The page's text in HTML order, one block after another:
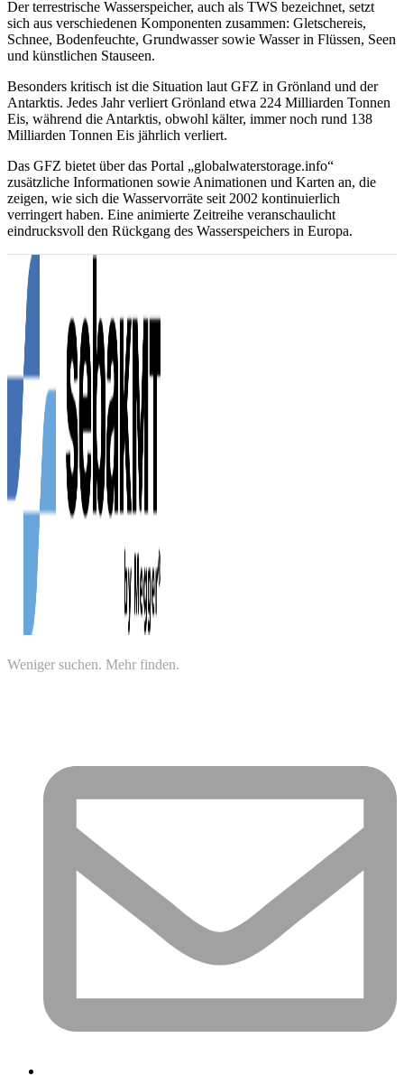
Der terrestrische Wasserspeicher, auch als TWS bezeichnet, setzt
sich aus verschiedenen Komponenten zusammen: Gletschereis,
Schnee, Bodenfeuchte, Grundwasser sowie Wasser in Flüssen, Seen
und künstlichen Stauseen.
Besonders kritisch ist die Situation laut GFZ in Grönland und der
Antarktis. Jedes Jahr verliert Grönland etwa 224 Milliarden Tonnen
Eis, während die Antarktis, obwohl kälter, immer noch rund 138
Milliarden Tonnen Eis jährlich verliert.
Das GFZ bietet über das Portal „globalwaterstorage.info“
zusätzliche Informationen sowie Animationen und Karten an, die
zeigen, wie sich die Wasservorräte seit 2002 kontinuierlich
verringert haben. Eine animierte Zeitreihe veranschaulicht
eindrucksvoll den Rückgang des Wasserspeichers in Europa.
Weniger suchen. Mehr finden.